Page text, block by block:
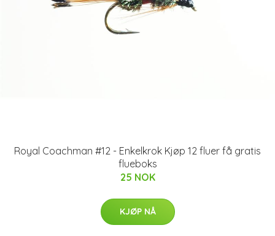
Royal Coachman #12 - Enkelkrok Kjøp 12 fluer få gratis
flueboks
25 NOK
KJØP NÅ